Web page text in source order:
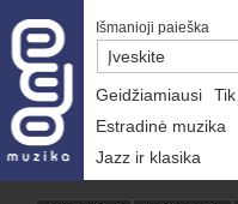
Išmanioji paieška
Geidžiamiausi
Estradinė muzika
Jazz ir klasika